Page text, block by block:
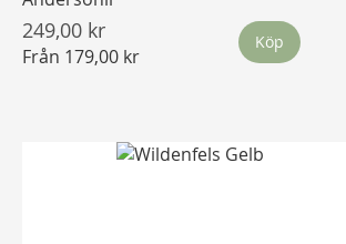
249,00 kr
Från 179,00 kr
Köp